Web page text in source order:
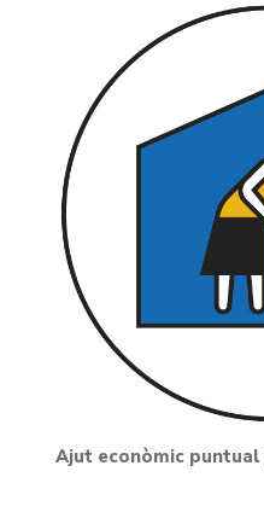
Ajut econòmic puntual